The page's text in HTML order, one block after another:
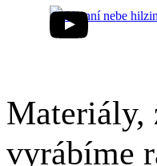
Materiály,
vyrábíme